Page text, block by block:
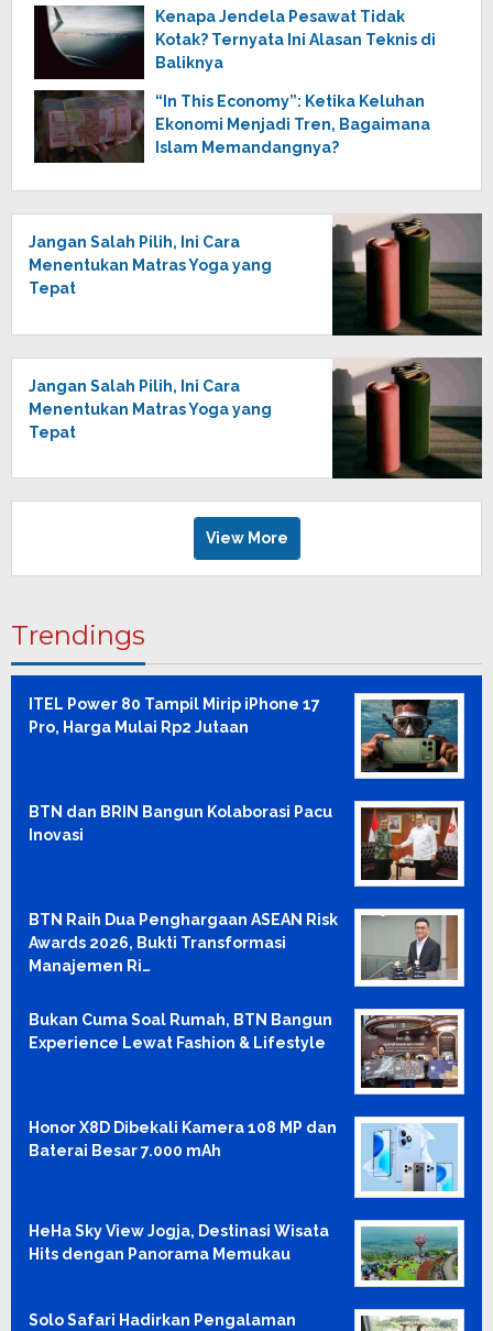
Kenapa Jendela Pesawat Tidak
Kotak? Ternyata Ini Alasan Teknis di
Baliknya
“In This Economy”: Ketika Keluhan
Ekonomi Menjadi Tren, Bagaimana
Islam Memandangnya?
Jangan Salah Pilih, Ini Cara
Menentukan Matras Yoga yang
Tepat
Jangan Salah Pilih, Ini Cara
Menentukan Matras Yoga yang
Tepat
View More
Trendings
ITEL Power 80 Tampil Mirip iPhone 17
Pro, Harga Mulai Rp2 Jutaan
BTN dan BRIN Bangun Kolaborasi Pacu
Inovasi
BTN Raih Dua Penghargaan ASEAN Risk
Awards 2026, Bukti Transformasi
Manajemen Ri…
Bukan Cuma Soal Rumah, BTN Bangun
Experience Lewat Fashion & Lifestyle
Honor X8D Dibekali Kamera 108 MP dan
Baterai Besar 7.000 mAh
HeHa Sky View Jogja, Destinasi Wisata
Hits dengan Panorama Memukau
Solo Safari Hadirkan Pengalaman